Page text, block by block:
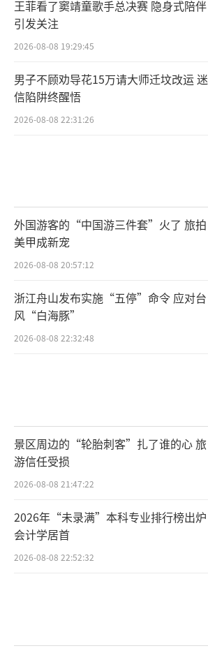
王菲看了窦靖童歌手总决赛 隐身式陪伴
引发关注
2026-08-08 19:29:45
男子不顾劝导花15万请大师迁坟改运 迷
信陷阱终醒悟
2026-08-08 22:31:26
外国游客的“中国游三件套”火了 旅拍
美甲成新宠
2026-08-08 20:57:12
浙江舟山发布实施“五停”命令 应对台
风“白海豚”
2026-08-08 22:32:48
景区周边的“轮胎刺客”扎了谁的心 旅
游信任受损
2026-08-08 21:47:22
2026年“未录满”本科专业排行榜出炉
会计学居首
2026-08-08 22:52:32